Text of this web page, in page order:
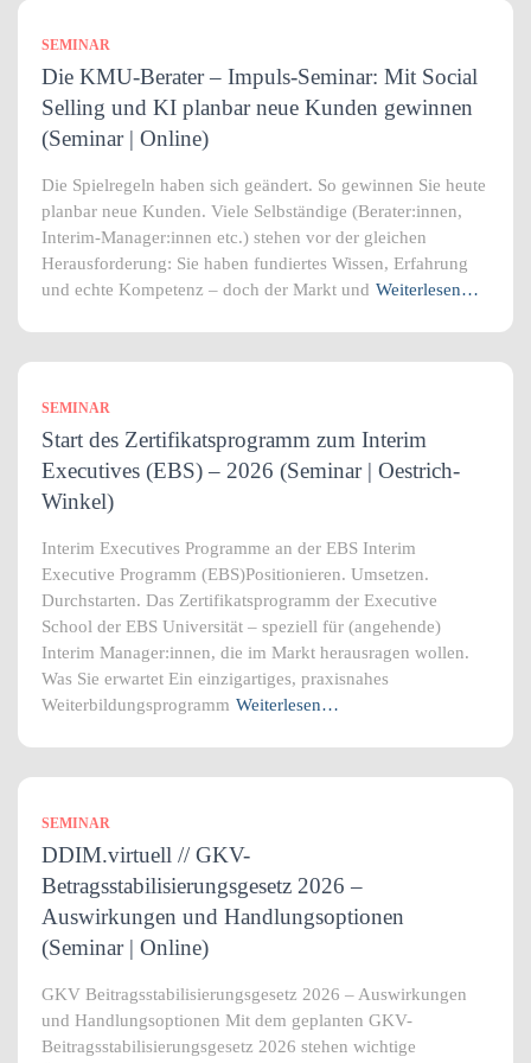
SEMINAR
Die KMU-Berater – Impuls-Seminar: Mit Social
Selling und KI planbar neue Kunden gewinnen
(Seminar | Online)
Die Spielregeln haben sich geändert. So gewinnen Sie heute
planbar neue Kunden. Viele Selbständige (Berater:innen,
Interim-Manager:innen etc.) stehen vor der gleichen
Herausforderung: Sie haben fundiertes Wissen, Erfahrung
und echte Kompetenz – doch der Markt und Weiterlesen…
SEMINAR
Start des Zertifikatsprogramm zum Interim
Executives (EBS) – 2026 (Seminar | Oestrich-
Winkel)
Interim Executives Programme an der EBS Interim
Executive Programm (EBS)Positionieren. Umsetzen.
Durchstarten. Das Zertifikatsprogramm der Executive
School der EBS Universität – speziell für (angehende)
Interim Manager:innen, die im Markt herausragen wollen.
Was Sie erwartet Ein einzigartiges, praxisnahes
Weiterbildungsprogramm Weiterlesen…
SEMINAR
DDIM.virtuell // GKV-
Betragsstabilisierungsgesetz 2026 –
Auswirkungen und Handlungsoptionen
(Seminar | Online)
GKV Beitragsstabilisierungsgesetz 2026 – Auswirkungen
und Handlungsoptionen Mit dem geplanten GKV-
Beitragsstabilisierungsgesetz 2026 stehen wichtige